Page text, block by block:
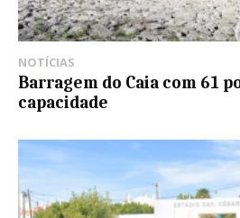
NOTÍCIAS
Barragem do Caia com 61
capacidade